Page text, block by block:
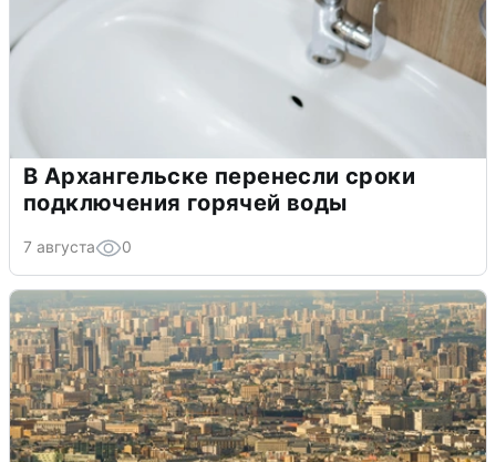
В Архангельске перенесли сроки
подключения горячей воды
7 августа 0